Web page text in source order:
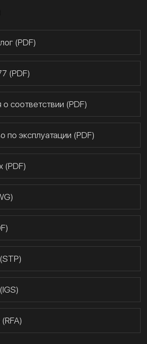
(PDF)
(PDF)
соответствии (PDF)
по эксплуатации (PDF)
(PDF)